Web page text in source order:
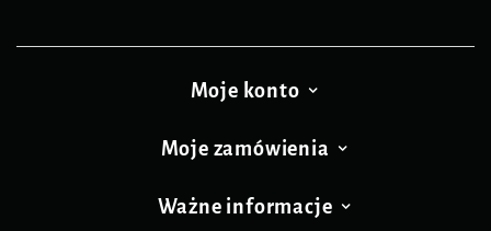
Moje konto
Moje zamówienia
Ważne informacje